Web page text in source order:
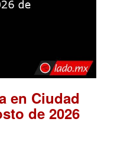
en Ciudad
de 2026